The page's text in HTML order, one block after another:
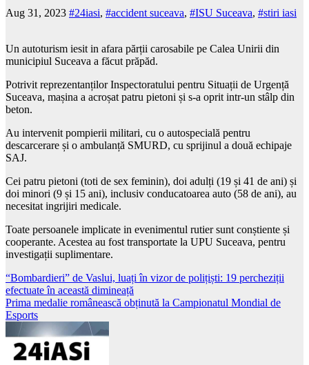
Aug 31, 2023 #24iasi, #accident suceava, #ISU Suceava, #stiri iasi
Un autoturism iesit in afara părții carosabile pe Calea Unirii din
municipiul Suceava a făcut prăpăd.
Potrivit reprezentanților Inspectoratului pentru Situații de Urgență
Suceava, mașina a acroșat patru pietoni și s-a oprit intr-un stâlp din
beton.
Au intervenit pompierii militari, cu o autospecială pentru
descarcerare și o ambulanță SMURD, cu sprijinul a două echipaje
SAJ.
Cei patru pietoni (toti de sex feminin), doi adulți (19 și 41 de ani) și
doi minori (9 și 15 ani), inclusiv conducatoarea auto (58 de ani), au
necesitat ingrijiri medicale.
Toate persoanele implicate in evenimentul rutier sunt conștiente și
cooperante. Acestea au fost transportate la UPU Suceava, pentru
investigații suplimentare.
Post
navigation
“Bombardieri” de Vaslui, luați în vizor de polițiști: 19 percheziții
efectuate în această dimineață
Prima medalie românească obținută la Campionatul Mondial de
Esports